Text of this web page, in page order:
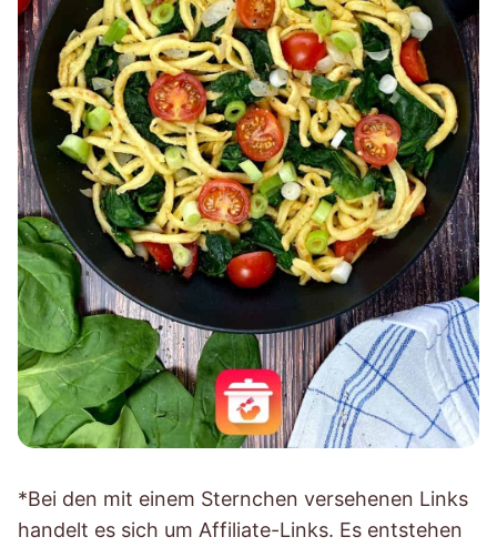
*Bei den mit einem Sternchen versehenen Links
handelt es sich um Affiliate-Links. Es entstehen